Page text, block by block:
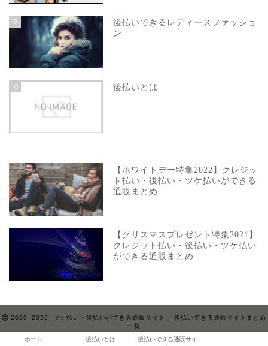
9
後払いできるレディースファッショ
ン
10 後払いとは
【ホワイトデー特集2022】クレジッ
ト払い・後払い・ツケ払いができる
通販まとめ
【クリスマスプレゼント特集2021】
クレジット払い・後払い・ツケ払い
ができる通販まとめ
2020–2026 ツケ払い・後払いができる通販サイト – 後払いできる通販サイトまとめ
一覧
ホーム
後払いとは
後払いできる通販サイ